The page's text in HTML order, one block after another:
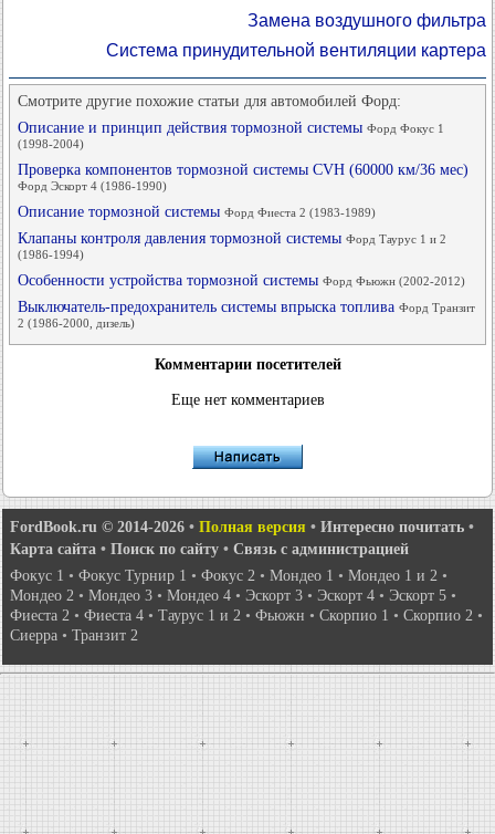
Замена воздушного фильтра
Система принудительной вентиляции картера
Смотрите другие похожие статьи для автомобилей Форд:
Описание и принцип действия тормозной системы Форд Фокус 1
(1998-2004)
Проверка компонентов тормозной системы CVH (60000 км/36 мес)
Форд Эскорт 4 (1986-1990)
Описание тормозной системы Форд Фиеста 2 (1983-1989)
Клапаны контроля давления тормозной системы Форд Таурус 1 и 2
(1986-1994)
Особенности устройства тормозной системы Форд Фьюжн (2002-2012)
Выключатель-предохранитель системы впрыска топлива Форд Транзит
2 (1986-2000, дизель)
Комментарии посетителей
Еще нет комментариев
FordBook.ru © 2014-2026 • Полная версия • Интересно почитать •
Карта сайта • Поиск по сайту • Связь с администрацией
Фокус 1 • Фокус Турнир 1 • Фокус 2 • Мондео 1 • Мондео 1 и 2 •
Мондео 2 • Мондео 3 • Мондео 4 • Эскорт 3 • Эскорт 4 • Эскорт 5 •
Фиеста 2 • Фиеста 4 • Таурус 1 и 2 • Фьюжн • Скорпио 1 • Скорпио 2 •
Сиерра • Транзит 2